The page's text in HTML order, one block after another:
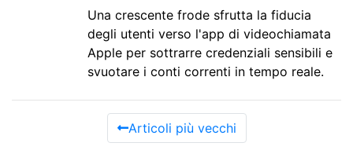
Una crescente frode sfrutta la fiducia
degli utenti verso l'app di videochiamata
Apple per sottrarre credenziali sensibili e
svuotare i conti correnti in tempo reale.
Articoli più vecchi